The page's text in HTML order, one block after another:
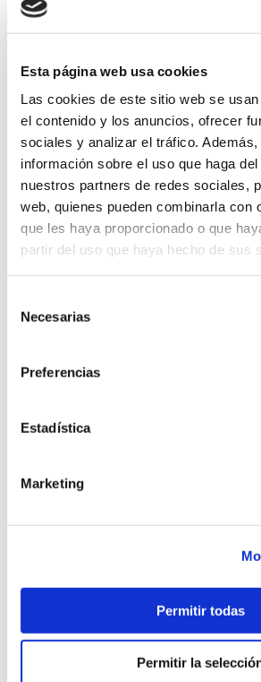
Esta página web usa cookies
Las cookies de este sitio web se
el contenido y los anuncios, ofrecer
sociales y analizar el tráfico.
información sobre el uso que haga
nuestros partners de redes sociales,
web, quienes pueden combinarla con
que les haya proporcionado o que
partir del uso que haya hecho de sus
Necesarias
Preferencias
Estadística
Marketing
Permitir todas
Permitir la
Técnico de laboratorio
Bienvenido a Accuna, mi nombre es
laboratorio y desde principios de 2018 formo
Mi trabajo es atender al paciente en su